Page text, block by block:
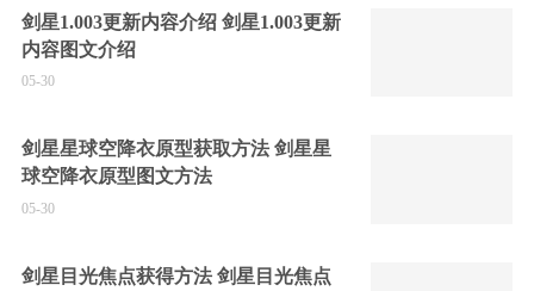
剑星1.003更新内容介绍 剑星1.003更新
内容图文介绍
05-30
剑星星球空降衣原型获取方法 剑星星
球空降衣原型图文方法
05-30
剑星目光焦点获得方法 剑星目光焦点